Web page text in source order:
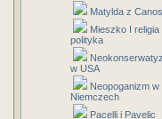
Matylda z
Mieszko I religia
polityka
w USA
Neopoganizm w
Niemczech
Pacelli i Pavelic